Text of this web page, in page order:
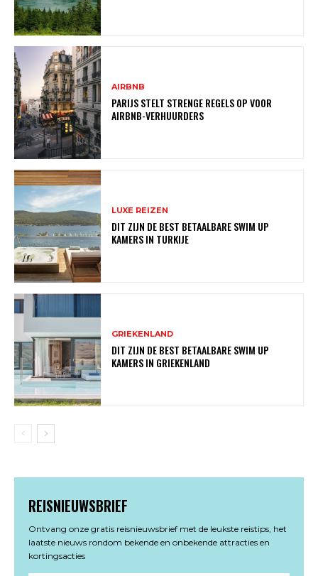
AIRBNB
PARIJS STELT STRENGE REGELS OP VOOR
AIRBNB-VERHUURDERS
LUXE REIZEN
DIT ZIJN DE BEST BETAALBARE SWIM UP
KAMERS IN TURKIJE
GRIEKENLAND
DIT ZIJN DE BEST BETAALBARE SWIM UP
KAMERS IN GRIEKENLAND
REISNIEUWSBRIEF
Ontvang onze gratis reisnieuwsbrief met de leukste reistips, het
laatste nieuws rondom bekende en onbekende attracties en
kortingsacties